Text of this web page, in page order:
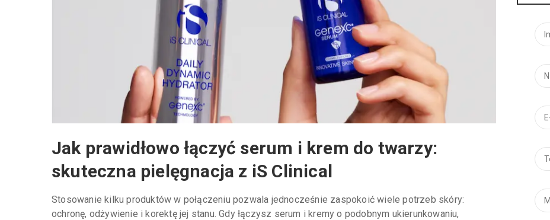
Jak prawidłowo łączyć serum i krem do twarzy:
skuteczna pielęgnacja z iS Clinical
Stosowanie kilku produktów w połączeniu pozwala jednocześnie zaspokoić wiele potrzeb skóry:
ochronę, odżywienie i korektę jej stanu. Gdy łączysz serum i kremy o podobnym ukierunkowaniu,